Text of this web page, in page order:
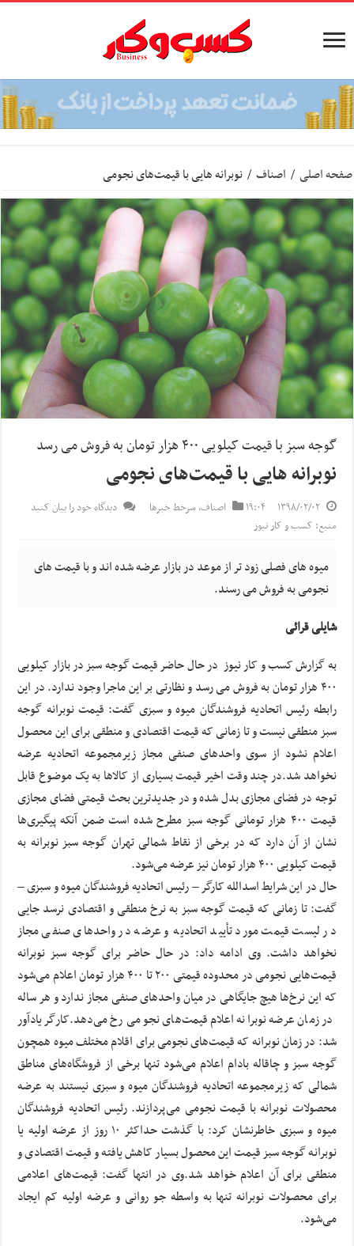
صفحه اصلی / اصناف / نوبرانه هایی با قیمت‌های نجومی
گوجه سبز با قیمت کیلویی ۴۰۰ هزار تومان به فروش می رسد
نوبرانه هایی با قیمت‌های نجومی
۱۳۹۸/۰۲/۰۲ ۱۹:۰۴ اصناف,سرخط خبرها
دیدگاه خود را بیان کنید
منبع: کسب و کار نیوز
میوه های فصلی زود تر از موعد در بازار عرضه شده اند و با قیمت های
نجومی به فروش می رسند.
شایلی قرائی
به گزارش کسب و کار نیوز در حال حاضر قیمت گوجه سبز در بازار کیلویی
۴۰۰ هزار تومان به فروش می رسد و نظارتی بر این ماجرا وجود ندارد. در این
رابطه رئیس اتحادیه فروشندگان میوه و سبزی گفت: قیمت نوبرانه گوجه
سبز منطقی نیست و تا زمانی که قیمت اقتصادی و منطقی برای این محصول
اعلام نشود از سوی واحدهای صنفی مجاز زیرمجموعه اتحادیه عرضه
نخواهد شد.در چند وقت اخیر قیمت بسیاری از کالاها به یک موضوع قابل
توجه در فضای مجازی بدل شده و در جدیدترین بحث قیمتی فضای مجازی
قیمت ۴۰۰ هزار تومانی گوجه سبز مطرح شده است ضمن آنکه پیگیری‌ها
نشان از آن دارد که در برخی از نقاط شمالی تهران گوجه سبز نوبرانه به
قیمت کیلویی ۴۰۰ هزار تومان نیز عرضه می‌شود.
حال در این شرایط اسدالله کارگر – رئیس اتحادیه فروشندگان میوه و سبزی –
گفت: تا زمانی که قیمت گوجه سبز به نرخ منطقی و اقتصادی نرسد جایی
در لیست قیمت مورد تأیید اتحادیه و عرضه در واحدهای صنفی مجاز
نخواهد داشت. وی ادامه داد: در حال حاضر برای گوجه سبز نوبرانه
قیمت‌هایی نجومی در محدوده قیمتی ۲۰۰ تا ۴۰۰ هزار تومان اعلام می‌شود
که این نرخ‌ها هیچ جایگاهی در میان واحدهای صنفی مجاز ندارد و هر ساله
در زمان عرضه نوبرانه اعلام قیمت‌های نجومی رخ می‌دهد.کارگر یادآور
شد: در زمان نوبرانه که قیمت‌های نجومی برای اقلام مختلف میوه همچون
گوجه سبز و چاقاله بادام اعلام می‌شود تنها برخی از فروشگاه‌های مناطق
شمالی که زیرمجموعه اتحادیه فروشندگان میوه و سبزی نیستند به عرضه
محصولات نوبرانه با قیمت نجومی می‌پردازند. رئیس اتحادیه فروشندگان
میوه و سبزی خاطرنشان کرد: با گذشت حداکثر ۱۰ روز از عرضه اولیه یا
نوبرانه گوجه سبز قیمت این محصول بسیار کاهش یافته و قیمت اقتصادی و
منطقی برای آن اعلام خواهد شد.وی در انتها گفت: قیمت‌های اعلامی
برای محصولات نوبرانه تنها به واسطه جو روانی و عرضه اولیه کم ایجاد
می‌شود.